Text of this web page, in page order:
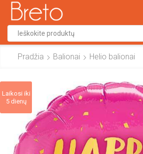
input
Pradžia Balionai Helio balionai
Laikosi iki
5 dienų